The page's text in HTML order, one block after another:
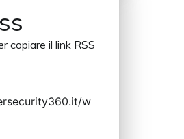
copiare il link RSS